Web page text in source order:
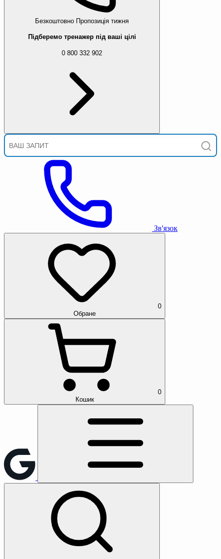
Безкоштовно Пропозиція тижня
Підберемо тренажер під ваші цілі
0 800 332 902
Зв'язок
0
Обране
0
Кошик